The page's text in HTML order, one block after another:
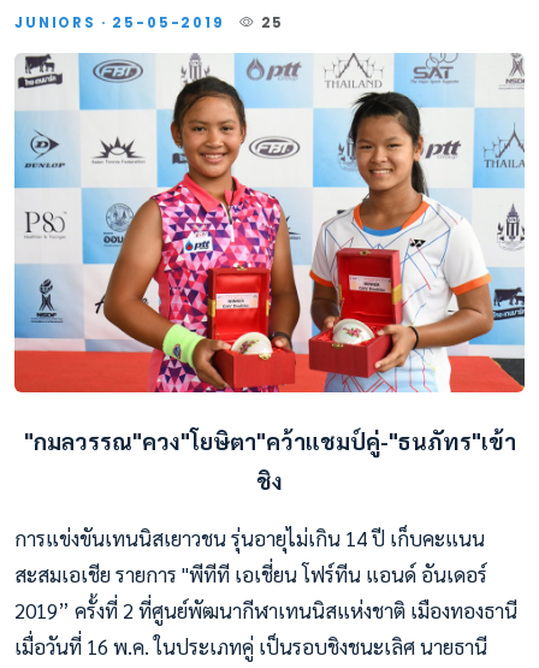
JUNIORS · 25-05-2019 25
"กมลวรรณ"ควง"โยษิตา"คว้าแชมป์คู่-"ธนภัทร"เข้า
ชิง
การแข่งขันเทนนิสเยาวชน รุ่นอายุไม่เกิน 14 ปี เก็บคะแนน
สะสมเอเชีย รายการ "พีทีที เอเชี่ยน โฟร์ทีน แอนด์ อันเดอร์
2019” ครั้งที่ 2 ที่ศูนย์พัฒนากีฬาเทนนิสแห่งชาติ เมืองทองธานี
เมื่อวันที่ 16 พ.ค. ในประเภทคู่ เป็นรอบชิงชนะเลิศ นายธานี